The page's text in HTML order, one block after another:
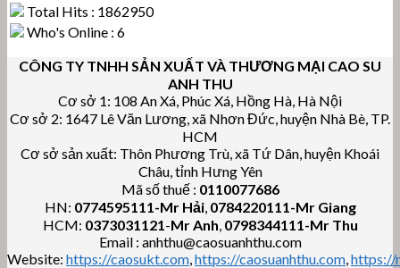
Total Hits : 1862950
Who's Online : 6
CÔNG TY TNHH SẢN XUẤT VÀ THƯƠNG MẠI CAO SU
ANH THU
Cơ sở 1: 108 An Xá, Phúc Xá, Hồng Hà, Hà Nội
Cơ sở 2: 1647 Lê Văn Lương, xã Nhơn Đức, huyện Nhà Bè, TP.
HCM
Cơ sở sản xuất: Thôn Phương Trù, xã Tứ Dân, huyện Khoái
Châu, tỉnh Hưng Yên
Mã số thuế : 0110077686
HN: 0774595111-Mr Hải, 0784220111-Mr Giang
HCM: 0373031121-Mr Anh, 0798344111-Mr Thu
Email : anhthu@caosuanhthu.com
Website: https://caosukt.com,https://caosuanhthu.com,https://